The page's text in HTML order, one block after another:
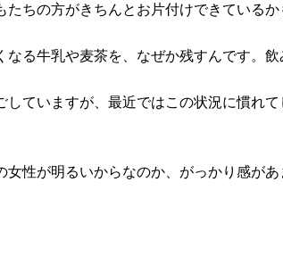
ちの方がきちんとお片付けできているか
る牛乳や麦茶を、なぜか残すんです。
ていますが、最近ではこの状況に慣れ
性が明るいからなのか、がっかり感が